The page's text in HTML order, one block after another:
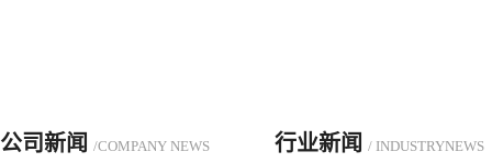
公司新闻 /COMPANY NEWS 行业新闻 / INDUSTRYNEWS